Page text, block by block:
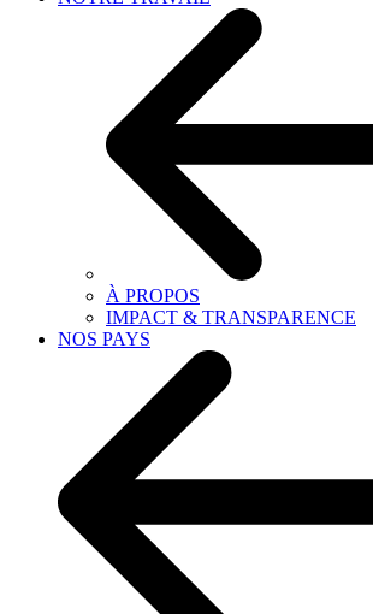
À PROPOS
IMPACT & TRANSPARENCE
NOS PAYS